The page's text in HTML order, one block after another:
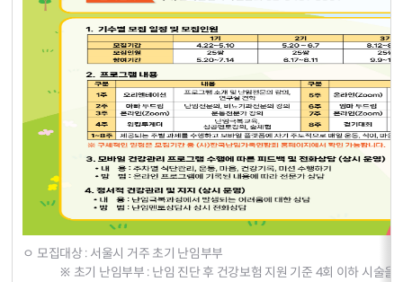
ㅇ 모집대상 : 서울시 거주 초기 난임부부
※ 초기 난임부부 : 난임 진단 후 건강보험 지원 기준 4회 이하 시술을